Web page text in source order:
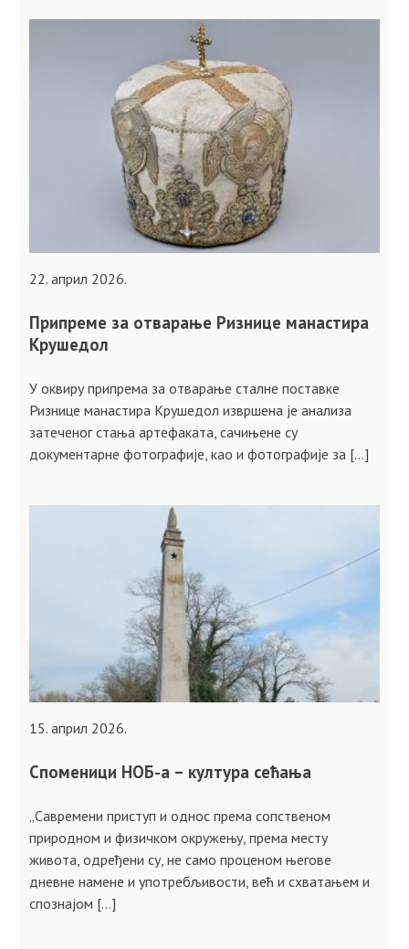
22. април 2026.
Припреме за отварање Ризнице манастира
Крушедол
У оквиру припрема за отварање сталне поставке
Ризнице манастира Крушедол извршена је анализа
затеченог стања артефаката, сачињене су
документарне фотографије, као и фотографије за […]
15. април 2026.
Споменици НОБ-а – култура сећања
„Савремени приступ и однос према сопственом
природном и физичком окружењу, према месту
живота, одређени су, не само проценом његове
дневне намене и употребљивости, већ и схватањем и
спознајом […]